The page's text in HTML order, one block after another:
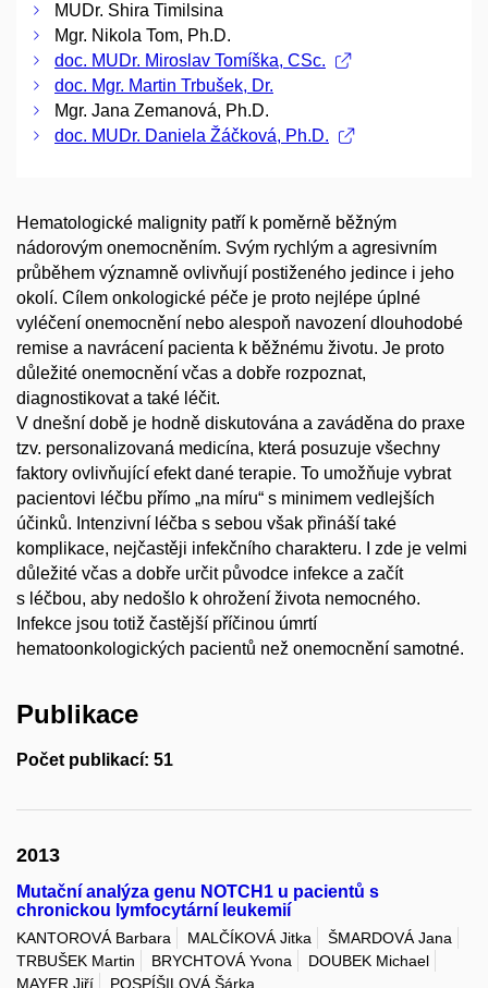
MUDr. Shira Timilsina
Mgr. Nikola Tom, Ph.D.
doc. MUDr. Miroslav Tomíška, CSc.
doc. Mgr. Martin Trbušek, Dr.
Mgr. Jana Zemanová, Ph.D.
doc. MUDr. Daniela Žáčková, Ph.D.
Hematologické malignity patří k poměrně běžným
nádorovým onemocněním. Svým rychlým a agresivním
průběhem významně ovlivňují postiženého jedince i jeho
okolí. Cílem onkologické péče je proto nejlépe úplné
vyléčení onemocnění nebo alespoň navození dlouhodobé
remise a navrácení pacienta k běžnému životu. Je proto
důležité onemocnění včas a dobře rozpoznat,
diagnostikovat a také léčit.
V dnešní době je hodně diskutována a zaváděna do praxe
tzv. personalizovaná medicína, která posuzuje všechny
faktory ovlivňující efekt dané terapie. To umožňuje vybrat
pacientovi léčbu přímo „na míru“ s minimem vedlejších
účinků. Intenzivní léčba s sebou však přináší také
komplikace, nejčastěji infekčního charakteru. I zde je velmi
důležité včas a dobře určit původce infekce a začít
s léčbou, aby nedošlo k ohrožení života nemocného.
Infekce jsou totiž častější příčinou úmrtí
hematoonkologických pacientů než onemocnění samotné.
Publikace
Počet publikací: 51
2013
Mutační analýza genu NOTCH1 u pacientů s
chronickou lymfocytární leukemií
KANTOROVÁ Barbara MALČÍKOVÁ Jitka
ŠMARDOVÁ Jana
TRBUŠEK Martin
BRYCHTOVÁ Yvona
DOUBEK Michael
MAYER Jiří
POSPÍŠILOVÁ Šárka